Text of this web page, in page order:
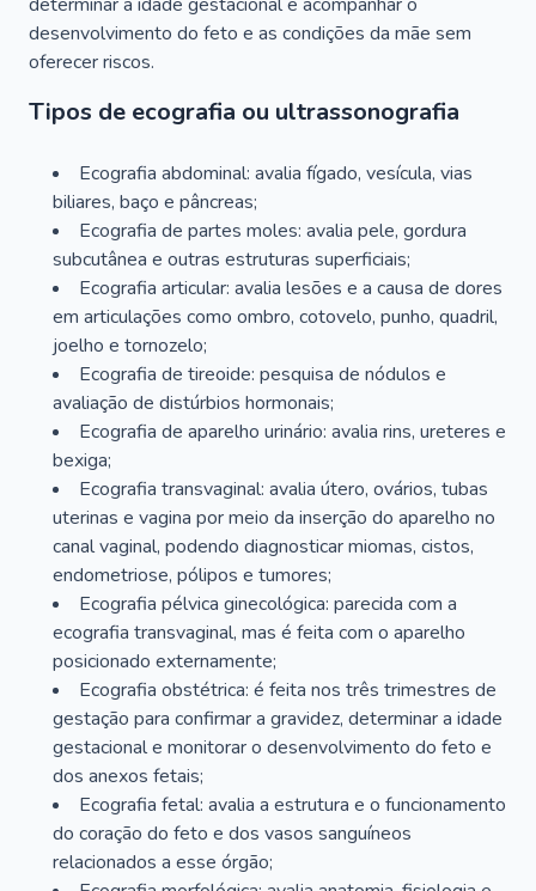
desenvolvimento do feto e as condições da mãe sem
oferecer riscos.
Tipos de ecografia ou ultrassonografia
Ecografia abdominal: avalia fígado, vesícula, vias
biliares, baço e pâncreas;
Ecografia de partes moles: avalia pele, gordura
subcutânea e outras estruturas superficiais;
Ecografia articular: avalia lesões e a causa de dores
em articulações como ombro, cotovelo, punho, quadril,
joelho e tornozelo;
Ecografia de tireoide: pesquisa de nódulos e
avaliação de distúrbios hormonais;
Ecografia de aparelho urinário: avalia rins, ureteres e
bexiga;
Ecografia transvaginal: avalia útero, ovários, tubas
uterinas e vagina por meio da inserção do aparelho no
canal vaginal, podendo diagnosticar miomas, cistos,
endometriose, pólipos e tumores;
Ecografia pélvica ginecológica: parecida com a
ecografia transvaginal, mas é feita com o aparelho
posicionado externamente;
Ecografia obstétrica: é feita nos três trimestres de
gestação para confirmar a gravidez, determinar a idade
gestacional e monitorar o desenvolvimento do feto e
dos anexos fetais;
Ecografia fetal: avalia a estrutura e o funcionamento
do coração do feto e dos vasos sanguíneos
relacionados a esse órgão;